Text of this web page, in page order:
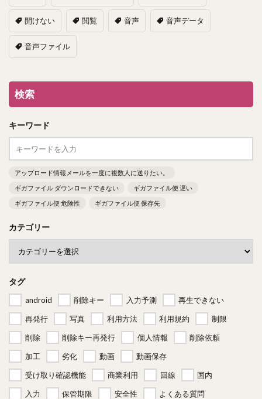
開けない 閲覧 音声 音声データ
音声ファイル
検索
キーワード
アップロード情報メールを一度に複数人に送りたい。
ギガファイル ダウンロードできない
ギガファイル便 遅い
ギガファイル便 危険性
ギガファイル便 保存先
カテゴリー
タグ
android 削除キー 入力予測
再生できない
再発行
写真 利用方法 利用規約
制限
削除
削除キー再発行 個人情報
削除依頼
加工
劣化 動画
動画保存
受け取り確認機能
商業利用 回線
国内
入力
保管期限 安全性
よくある質問